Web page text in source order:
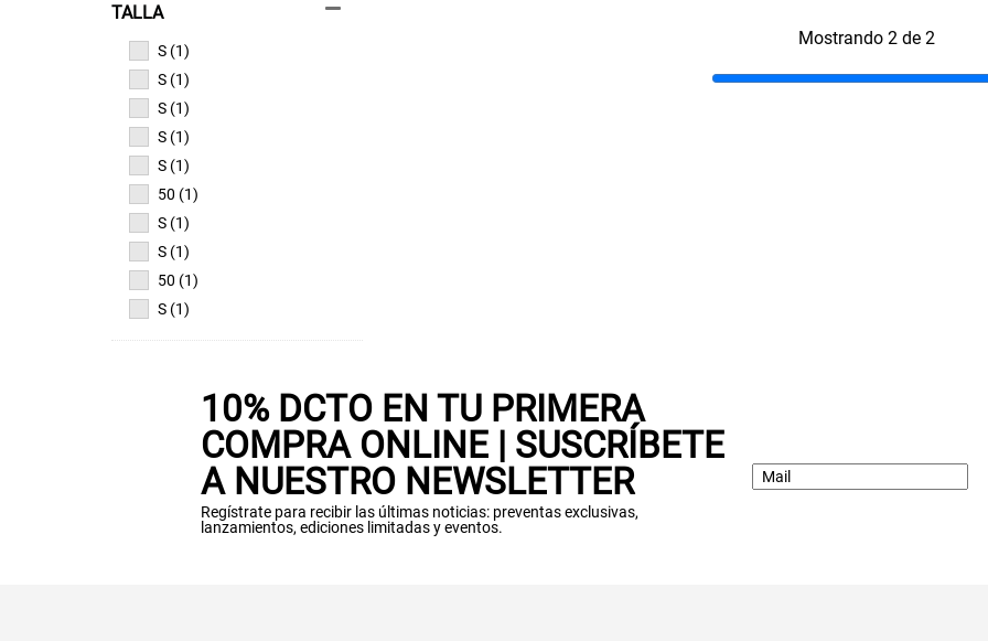
TALLA
S (1)
S (1)
S (1)
S (1)
S (1)
50 (1)
S (1)
S (1)
50 (1)
S (1)
Mostrando 2 de 2
10% DCTO EN TU PRIMERA
COMPRA ONLINE | SUSCRÍBETE
A NUESTRO NEWSLETTER
Regístrate para recibir las últimas noticias: preventas exclusivas,
lanzamientos, ediciones limitadas y eventos.
Aquí esta tu cupón, usalo en tu siguiente